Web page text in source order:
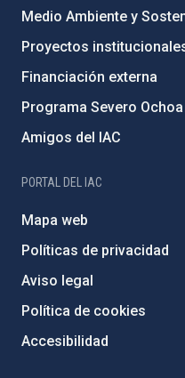
Medio Ambiente y
Proyectos
Financiación externa
Programa Severo Ochoa
Amigos del IAC
PORTAL DEL IAC
Mapa web
Políticas de privacidad
Aviso legal
Política de cookies
Accesibilidad